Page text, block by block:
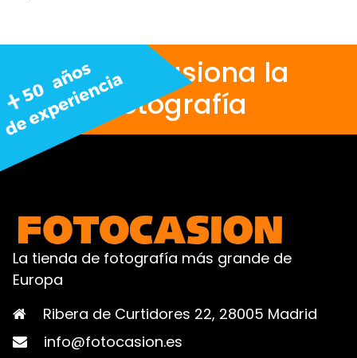
Nos apasiona la
fotografía
La tienda de fotografía más grande de
Europa
Ribera de Curtidores 22, 28005 Madrid
info@fotocasion.es